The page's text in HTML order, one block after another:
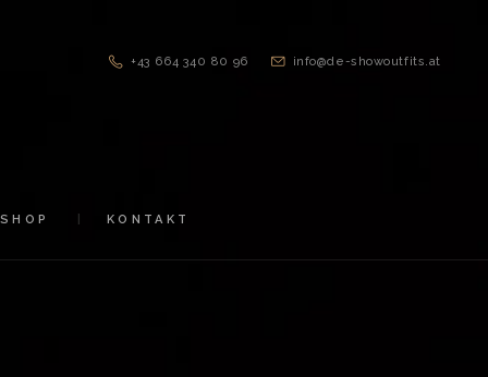
+43 664 340 80 96 info@de-showoutfits.at
SHOP KONTAKT